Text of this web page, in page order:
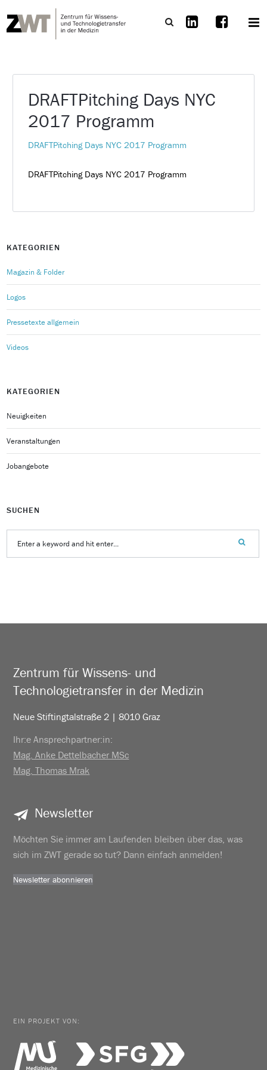
DRAFTPitching Days NYC
2017 Programm
DRAFTPitching Days NYC 2017 Programm
DRAFTPitching Days NYC 2017 Programm
KATEGORIEN
Magazin & Folder
Logos
Pressetexte allgemein
Videos
KATEGORIEN
Neuigkeiten
Veranstaltungen
Jobangebote
SUCHEN
Zentrum für Wissens- und
Technologietransfer in der Medizin
Neue Stiftingtalstraße 2 | 8010 Graz
Ihr:e Ansprechpartner:in:
Mag. Anke Dettelbacher MSc
Mag. Thomas Mrak
Newsletter
Möchten Sie immer am Laufenden bleiben über das, was
sich im ZWT gerade so tut? Dann einfach anmelden!
Newsletter abonnieren
EIN PROJEKT VON: